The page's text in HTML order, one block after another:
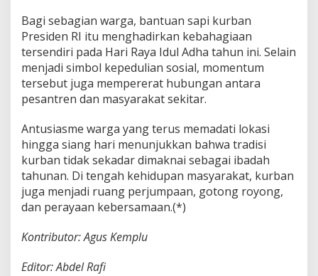
Bagi sebagian warga, bantuan sapi kurban
Presiden RI itu menghadirkan kebahagiaan
tersendiri pada Hari Raya Idul Adha tahun ini. Selain
menjadi simbol kepedulian sosial, momentum
tersebut juga mempererat hubungan antara
pesantren dan masyarakat sekitar.
Antusiasme warga yang terus memadati lokasi
hingga siang hari menunjukkan bahwa tradisi
kurban tidak sekadar dimaknai sebagai ibadah
tahunan. Di tengah kehidupan masyarakat, kurban
juga menjadi ruang perjumpaan, gotong royong,
dan perayaan kebersamaan.(*)
Kontributor: Agus Kemplu
Editor: Abdel Rafi